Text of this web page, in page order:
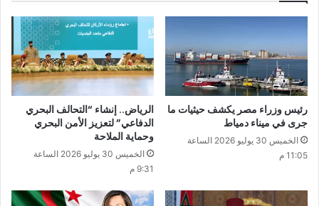
رئيس وزراء مصر يكشف حيثيات ما
جرى في ميناء دمياط
الخميس 30 يوليو 2026 الساعة
11:05 م
الرياض.. إنشاء “التحالف البحري
الدفاعي” لتعزيز الأمن البحري
وحماية الملاحة
الخميس 30 يوليو 2026 الساعة
9:31 م